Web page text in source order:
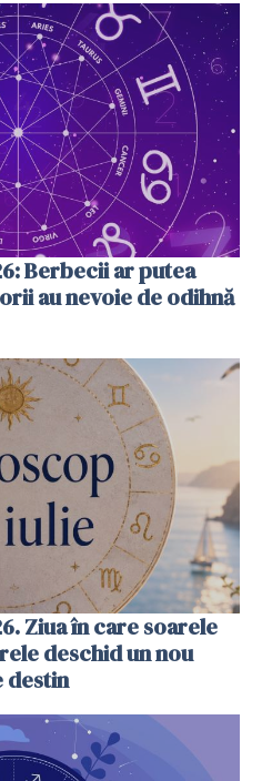
Berbecii ar putea
au nevoie de odihnă
Ziua în care soarele
deschid un nou
destin